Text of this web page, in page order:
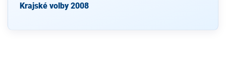
Krajské volby 2008